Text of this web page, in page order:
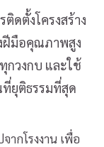
ดตั้งโครงสร้าง
ฝีมือคุณภาพสูง
กวงกบ และใช้
ยุติธรรมที่สุด
ากโรงงาน เพื่อ